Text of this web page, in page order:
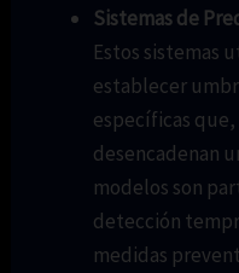
Sistemas de
Estos sistemas
establecer
específicas
desencadenan
modelos son
detección
medidas